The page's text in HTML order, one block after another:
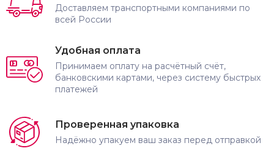
Доставляем транспортными компаниями по
всей России
Удобная оплата
Принимаем оплату на расчётный счёт,
банковскими картами, через систему быстрых
платежей
Проверенная упаковка
Надёжно упакуем ваш заказ перед отправкой